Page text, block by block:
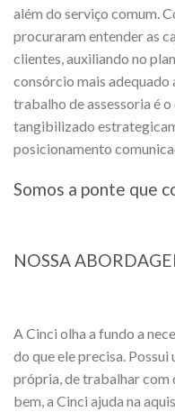
além do serviço comum.
procuraram entender as
clientes, auxiliando no
consórcio mais adequado
trabalho de assessoria é
tangibilizado
posicionamento
Somos a ponte que
NOSSA
A Cinci olha a fundo a
do que ele precisa.
própria, de trabalhar com
bem, a Cinci ajuda na